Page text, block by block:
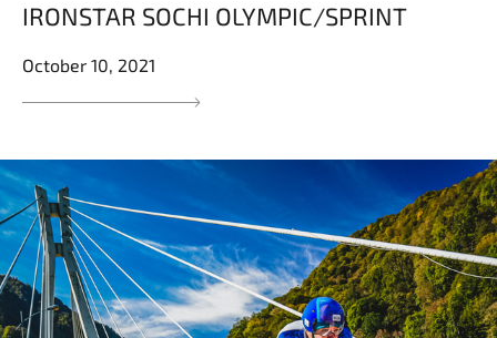
IRONSTAR SOCHI OLYMPIC/SPRINT
October 10, 2021